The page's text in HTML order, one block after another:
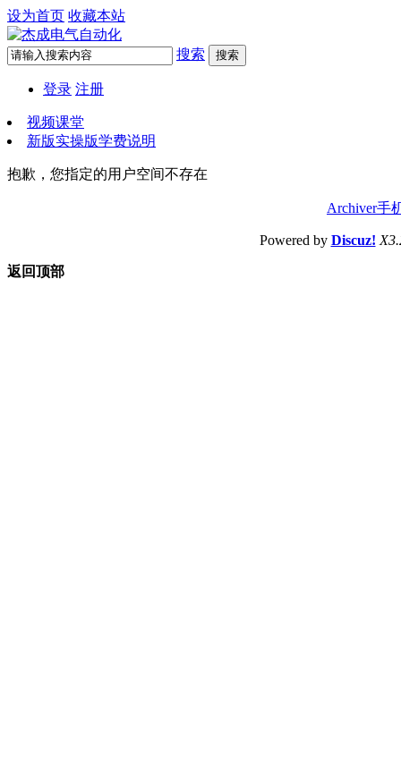
设为首页 收藏本站
搜索 搜索
登录 注册
视频课堂
新版实操版学费说明
抱歉，您指定的用户空间不存在
Archiver手
Powered by Discuz!
返回顶部